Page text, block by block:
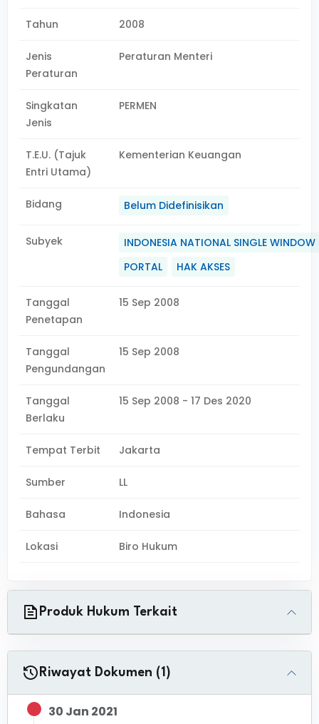
Tahun 2008
Jenis
Peraturan
Peraturan Menteri
Singkatan
Jenis
PERMEN
T.E.U. (Tajuk
Entri Utama)
Kementerian Keuangan
Bidang Belum Didefinisikan
Subyek
INDONESIA NATIONAL SINGLE WINDOW
PORTAL
HAK AKSES
Tanggal
Penetapan
15 Sep 2008
Tanggal
Pengundangan
15 Sep 2008
Tanggal
Berlaku
15 Sep 2008 - 17 Des 2020
Tempat Terbit Jakarta
Sumber LL
Bahasa Indonesia
Lokasi Biro Hukum
Produk Hukum Terkait
Riwayat Dokumen (1)
30 Jan 2021